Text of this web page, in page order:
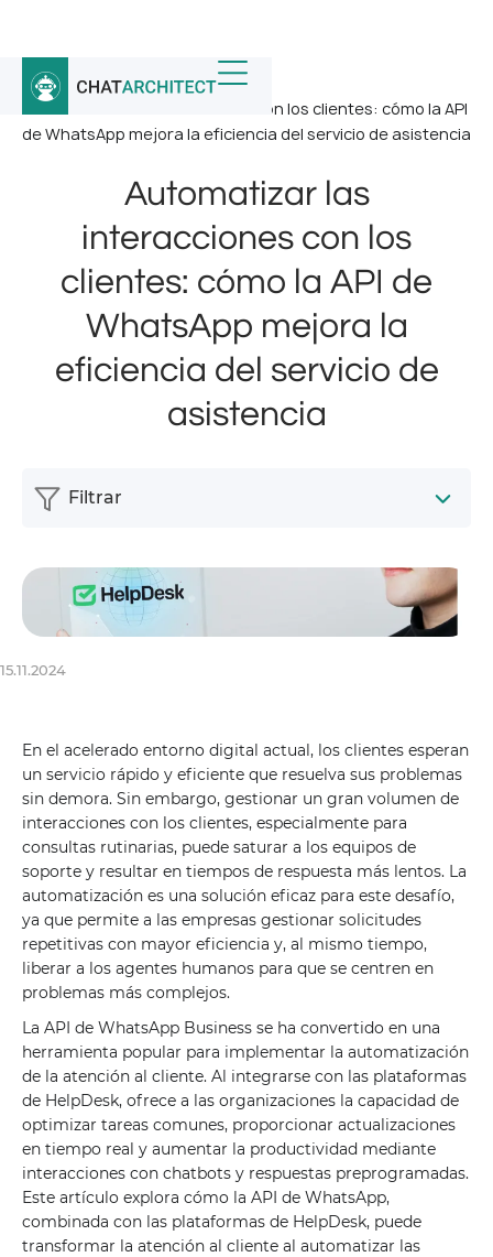
Inicio Noticias /
Automatizar las interacciones con los clientes: cómo la API
de WhatsApp mejora la eficiencia del servicio de asistencia
Automatizar las
interacciones con los
clientes: cómo la API de
WhatsApp mejora la
eficiencia del servicio de
asistencia
15.11.2024
En el acelerado entorno digital actual, los clientes esperan
un servicio rápido y eficiente que resuelva sus problemas
sin demora. Sin embargo, gestionar un gran volumen de
interacciones con los clientes, especialmente para
consultas rutinarias, puede saturar a los equipos de
soporte y resultar en tiempos de respuesta más lentos. La
automatización es una solución eficaz para este desafío,
ya que permite a las empresas gestionar solicitudes
repetitivas con mayor eficiencia y, al mismo tiempo,
liberar a los agentes humanos para que se centren en
problemas más complejos.
La API de WhatsApp Business se ha convertido en una
herramienta popular para implementar la automatización
de la atención al cliente. Al integrarse con las plataformas
de HelpDesk, ofrece a las organizaciones la capacidad de
optimizar tareas comunes, proporcionar actualizaciones
en tiempo real y aumentar la productividad mediante
interacciones con chatbots y respuestas preprogramadas.
Este artículo explora cómo la API de WhatsApp,
combinada con las plataformas de HelpDesk, puede
transformar la atención al cliente al automatizar las
Filtrar